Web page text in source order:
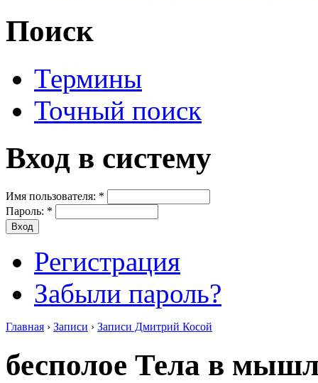
Поиск
Термины
Точный поиск
Вход в систему
Имя пользователя: *
Пароль: *
Регистрация
Забыли пароль?
Главная › Записи › Записи Дмитрий Косой
бесполое Тела в